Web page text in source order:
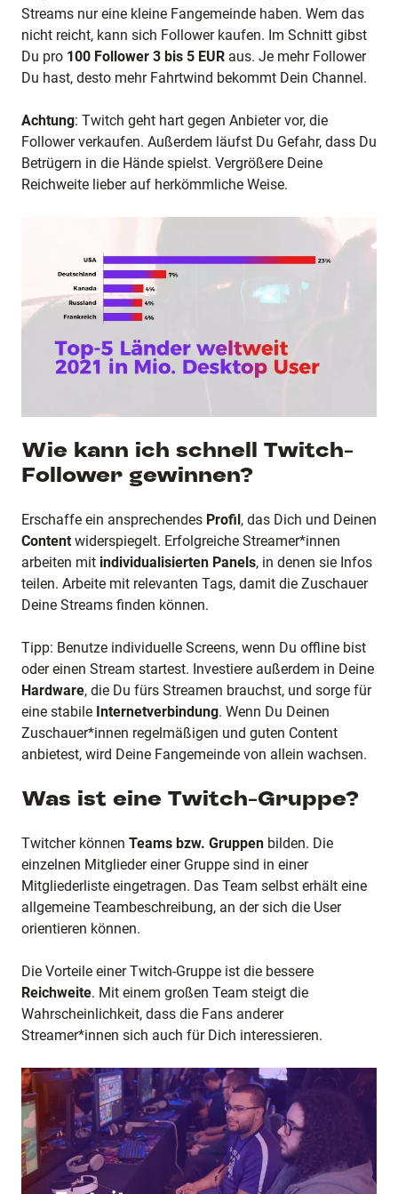
Streams nur eine kleine Fangemeinde haben. Wem das
nicht reicht, kann sich Follower kaufen. Im Schnitt gibst
Du pro 100 Follower 3 bis 5 EUR aus. Je mehr Follower
Du hast, desto mehr Fahrtwind bekommt Dein Channel.
Achtung: Twitch geht hart gegen Anbieter vor, die
Follower verkaufen. Außerdem läufst Du Gefahr, dass Du
Betrügern in die Hände spielst. Vergrößere Deine
Reichweite lieber auf herkömmliche Weise.
Wie kann ich schnell Twitch-
Follower gewinnen?
Erschaffe ein ansprechendes Profil, das Dich und Deinen
Content widerspiegelt. Erfolgreiche Streamer*innen
arbeiten mit individualisierten Panels, in denen sie Infos
teilen. Arbeite mit relevanten Tags, damit die Zuschauer
Deine Streams finden können.
Tipp: Benutze individuelle Screens, wenn Du offline bist
oder einen Stream startest. Investiere außerdem in Deine
Hardware, die Du fürs Streamen brauchst, und sorge für
eine stabile Internetverbindung. Wenn Du Deinen
Zuschauer*innen regelmäßigen und guten Content
anbietest, wird Deine Fangemeinde von allein wachsen.
Was ist eine Twitch-Gruppe?
Twitcher können Teams bzw. Gruppen bilden. Die
einzelnen Mitglieder einer Gruppe sind in einer
Mitgliederliste eingetragen. Das Team selbst erhält eine
allgemeine Teambeschreibung, an der sich die User
orientieren können.
Die Vorteile einer Twitch-Gruppe ist die bessere
Reichweite. Mit einem großen Team steigt die
Wahrscheinlichkeit, dass die Fans anderer
Streamer*innen sich auch für Dich interessieren.